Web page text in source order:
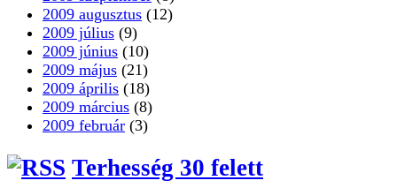
2009 augusztus (12)
2009 július (9)
2009 június (10)
2009 május (21)
2009 április (18)
2009 március (8)
2009 február (3)
Terhesség 30 felett